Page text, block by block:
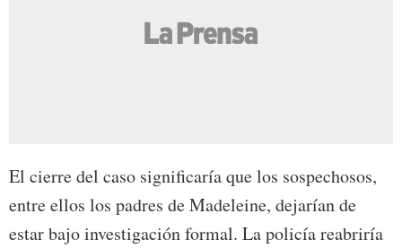
El cierre del caso significaría que los sospechosos,
entre ellos los padres de Madeleine, dejarían de
estar bajo investigación formal. La policía reabriría